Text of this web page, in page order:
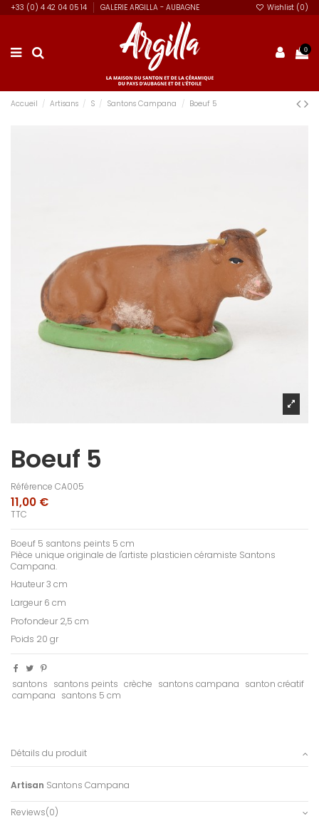
+33 (0) 4 42 04 05 14 GALERIE ARGILLA - AUBAGNE Wishlist (0)
0
Accueil Artisans S Santons Campana Boeuf 5
Boeuf 5
Référence CA005
11,00 €
TTC
Boeuf 5 santons peints 5 cm
Pièce unique originale de l'artiste plasticien céramiste Santons
Campana.
Hauteur 3 cm
Largeur 6 cm
Profondeur 2,5 cm
Poids 20 gr
santons santons peints crèche santons campana santon créatif
campana santons 5 cm
Détails du produit
Artisan Santons Campana
Reviews(0)